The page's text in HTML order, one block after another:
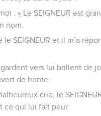
: « Le SEIGNEUR est
nom.
le SEIGNEUR et il m’a
vers lui brillent de
de honte.
crie, le
ce qui lui fait peur.